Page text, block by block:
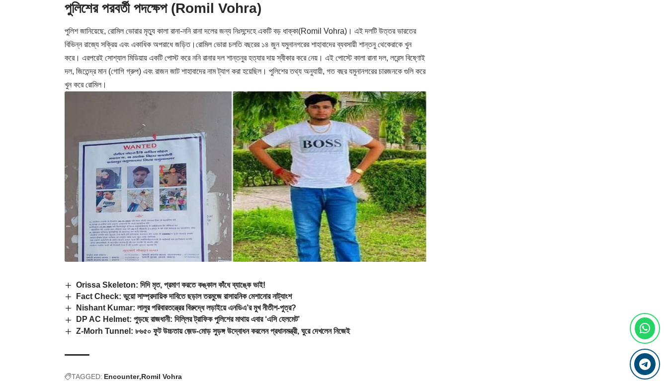
পুলিশের পরবর্তী পদক্ষেপ (Romil Vohra)
পুলিশ জানিয়েছে, রোমিল ভোরার মৃত্যু কালা রানা-ননি রানা দলের জন্য নিঃসন্দেহে একটি বড় ধাক্কা(Romil Vohra)। এই দলটি উত্তর ভারতের
বিভিন্ন রাজ্যে সক্রিয় এবং একাধিক অপরাধে জড়িত।রোমিল ভোরা চলতি বছরের ১৪ জুন যমুনানগরের শাহাবাদের ব্যবসায়ী শান্তনু থেকেরাকে খুন
করে। এরপরেই সোশ্যাল মিডিয়ায় একটি পোস্ট করে ননি রানার দল শান্তনুর হত্যার দায় স্বীকার করে নেয়। এই পোস্টে কালা রানা দল, লরেন্স বিষ্ণোই
দল, জিতেন্দ্র মান (গোগি গ্রুপ) এবং রাজন জাট শাহাবাদের নাম ট্যাগ করা হয়েছিল। পুলিশের তথ্য অনুযায়ী, গত বছর যমুনানগরের চারজনকে গুলি করে
খুন করে রোমিল।
Orissa Skeleton: দিদি মৃত, প্রমাণ করতে কঙ্কাল কাঁধে ব্যাঙ্কে ভাই!
Fact Check: ভুয়ো সাম্প্রদায়িক দাবিতে ছড়াল তরমুজে রাসায়নিক মেশানোর নাট্যাংশ
Nishant Kumar: লালুর পরিবারতন্ত্রের বিরুদ্ধে লড়াইয়ে এনডিএ’র মুখ নীতীশ-পুত্র?
DP AC Helmet: পুড়ছে রাজধানী: দিল্লির ট্রাফিক পুলিশের মাথায় এবার ‘এসি হেলমেট’
Z-Morh Tunnel: ৮৬৫০ ফুট উচ্চতায় জ়েড-মোড় সুড়ঙ্গ উদ্বোধন করলেন প্রধানমন্ত্রী, ঘুরে দেখলেন নিজেই
TAGGED: Encounter Romil Vohra